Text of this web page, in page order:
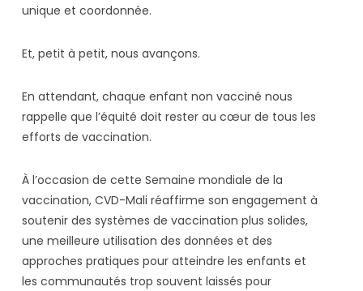
unique et coordonnée.
Et, petit à petit, nous avançons.
En attendant, chaque enfant non vacciné nous
rappelle que l’équité doit rester au cœur de tous les
efforts de vaccination.
À l’occasion de cette Semaine mondiale de la
vaccination, CVD-Mali réaffirme son engagement à
soutenir des systèmes de vaccination plus solides,
une meilleure utilisation des données et des
approches pratiques pour atteindre les enfants et
les communautés trop souvent laissés pour